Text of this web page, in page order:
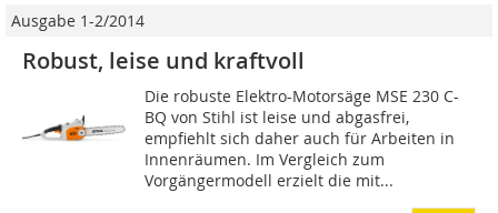
Ausgabe 1-2/2014
Robust, leise und kraftvoll
Die robuste Elektro-Motorsäge MSE 230 C-
BQ von Stihl ist leise und abgasfrei,
empfiehlt sich daher auch für Arbeiten in
Innenräumen. Im Vergleich zum
Vorgängermodell erzielt die mit...